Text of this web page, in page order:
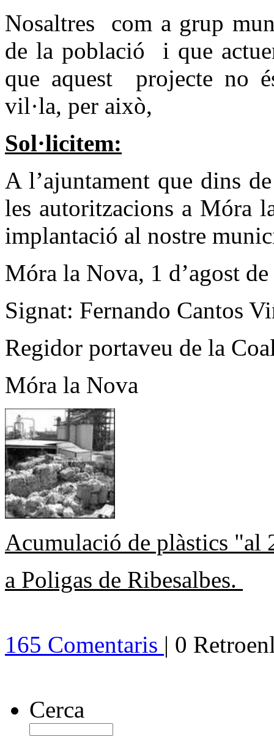
Nosaltres com a grup
de la població i que
que aquest projecte no
vil·la, per això,
Sol·licitem:
A l’ajuntament que dins
les autoritzacions a Móra
implantació al nostre
Móra la Nova, 1 d’agost
Signat: Fernando Cantos
Regidor portaveu de la
Móra la Nova
Acumulació de plàstics "al
a Poligas de Ribesalbes.
165 Comentaris | 0
Cerca